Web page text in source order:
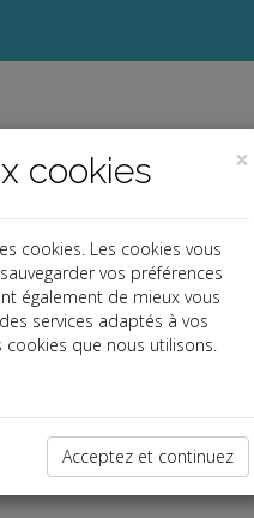
de passe.
×
cookies
cookies. Les cookies vous
vos préférences
également de mieux vous
services adaptés à vos
que nous utilisons.
Acceptez et continuez